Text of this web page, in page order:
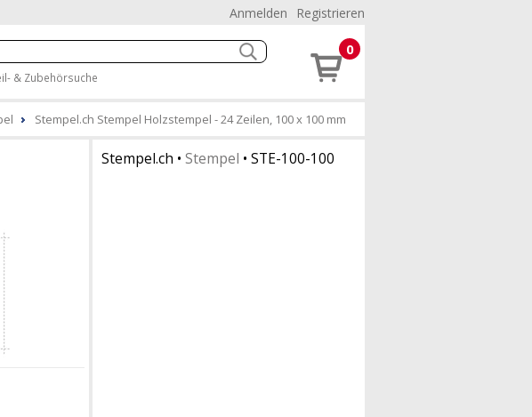
Anmelden Registrieren
& Zubehörsuche
0
Stempel.ch Stempel Holzstempel - 24 Zeilen, 100 x 100 mm
Stempel.ch • Stempel • STE-100-100